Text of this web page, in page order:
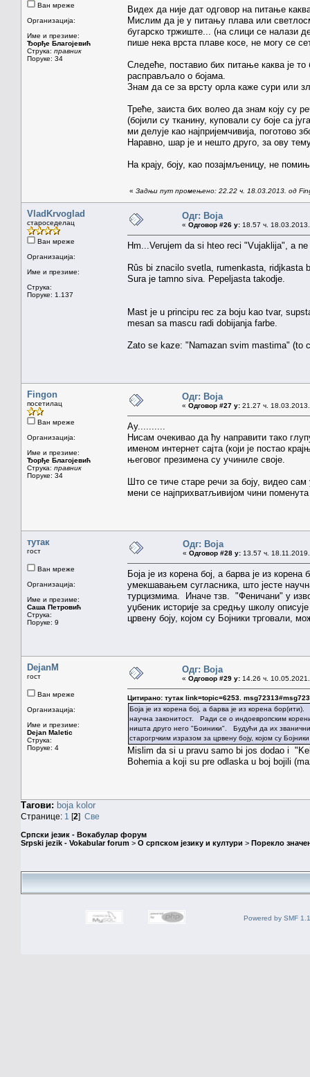
Ван мреже
Организација:
Име и презиме:
Ђорђе Благојевић
Струка: правник
Поруке: 34
Видех да није дат одговор на питање
Мислим да је у питању плава или
бугарско тржиште... (на слици се налази
пише нека врста плаве косе, не могу се
Следеће, поставио бих питање каква је то
расправљало о бојама.
Знам да се за врсту орла каже сури или
Треће, заиста бих волео да знам коју су
(бојили су тканину, куповали су боје са
ми делује као најпријемчивија, поготово
Наравно, шар је и нешто друго, за ову
На крају, боју, као позајмљеницу, не
« Задњи пут промењено: 22.22 ч. 18.03.2013. од
VladKrvoglad
староседелац
Ван мреже
Организација:
Име и презиме:
Струка:
Поруке: 1.137
Одг: Boja
« Одговор #26 у: 18.57 ч.
Hm...Verujem da si hteo reci "Vujaklija", a
Rûs bi znacilo svetla, rumenkasta, ridjkasta
Sura je tamno siva. Pepeljasta takodje.
Mast je u principu rec za boju kao tvar,
mesan sa mascu radi dobijanja farbe.
Zato se kaze: "Namazan svim mastima" (to
Fingon
посетилац
Ван мреже
Организација:
Име и презиме:
Ђорђе Благојевић
Струка: правник
Поруке: 34
Одг: Boja
« Одговор #27 у: 21.27 ч.
Ау..........
Нисам очекивао да ћу направити тако
именом интернет сајта (који је постао
његовог презимена су учиниле своје.
Што се тиче старе речи за боју, видео
мени се најприхватљивијом чини
тутак
гост
Ван мреже
Организација:
Име и презиме:
Саша Петровић
Струка:
Поруке: 9
Одг: Boja
« Одговор #28 у: 13.57 ч.
Боја је из корена бој, а барва је из
умекшавањем сугласника, што јесте
турцизмима. Иначе тзв. "Феничани" у
уџбеник историје за средњу школу
црвену боју, којом су Бојники трговали,
DejanM
гост
Ван мреже
Организација:
Име и презиме:
Dejan Maletic
Струка:
Поруке: 4
Одг: Boja
« Одговор #29 у: 14.26 ч.
Цитирано: тутак link=topic=6253.
Боја је из корена бој, а барва је из корена
научна законитост. Ради се о индоевропским
ништа друго него "Боиники". Будући да их званични
старогрчким изразом за црвену боју, којом су
Mislim da si u pravu samo bi jos dodao i
Bohemia a koji su pre odlaska u boj bojili
Тагови: boja kolor
Странице: 1 [2] Све
Српски језик - Вокабулар форум
Srpski jezik - Vokabular forum > О српском језику и култури > Порекло
Powered by SMF